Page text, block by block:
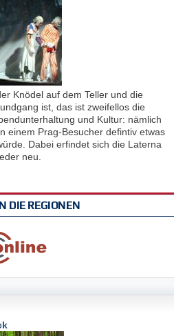
Knödel auf dem Teller und die
ist, das ist zweifellos die
und Kultur: nämlich
einem Prag-Besucher defintiv etwas
Dabei erfindet sich die Laterna
neu.
DIE REGIONEN